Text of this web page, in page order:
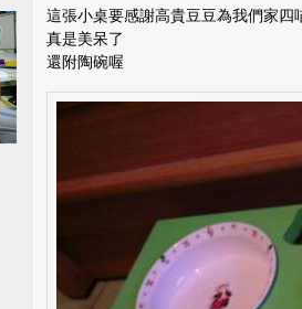
這張小桌要感謝高貴豆豆為我們家四
真是美呆了
還附陶碗喔